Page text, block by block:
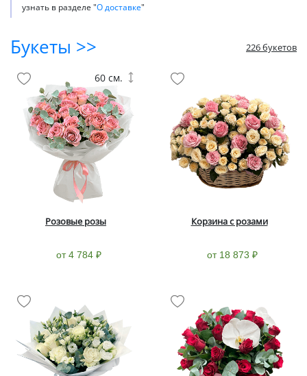
узнать в разделе "О доставке"
Букеты >> 226 букетов
Розовые розы
от 4 784 ₽
60 см.
Корзина с розами
от 18 873 ₽